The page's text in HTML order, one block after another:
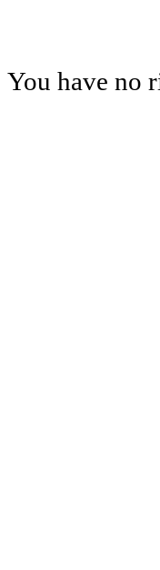
You have no